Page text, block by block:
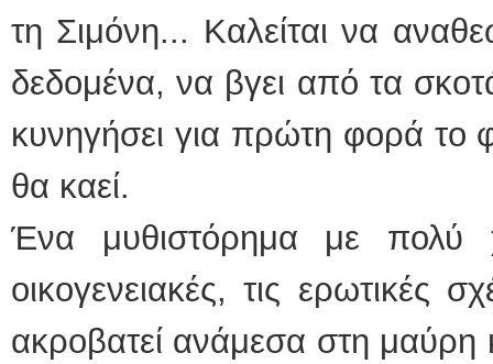
τη Σιμόνη... Καλείται να
δεδομένα, να βγει από τα
κυνηγήσει για πρώτη φορά το
θα καεί.
Ένα μυθιστόρημα με πολύ
οικογενειακές, τις ερωτικές
ακροβατεί ανάμεσα στη μαύρη